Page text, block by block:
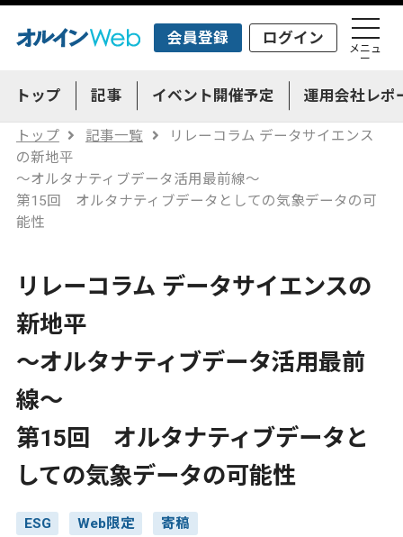
会員登録 ログイン
メニュ
ー
トップ 記事 イベント開催予定 運用会社レポ
トップ 記事一覧
リレーコラム データサイエンス
の新地平
～オルタナティブデータ活用最前線～
第15回 オルタナティブデータとしての気象データの可
能性
リレーコラム データサイエンスの
新地平
～オルタナティブデータ活用最前
線～
第15回 オルタナティブデータと
しての気象データの可能性
ESG Web限定 寄稿